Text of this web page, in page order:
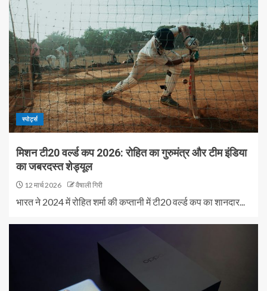
स्पोर्ट्स
मिशन टी20 वर्ल्ड कप 2026: रोहित का गुरुमंत्र और टीम इंडिया
का जबरदस्त शेड्यूल
12 मार्च 2026 वैषाली गिरी
भारत ने 2024 में रोहित शर्मा की कप्तानी में टी20 वर्ल्ड कप का शानदार...